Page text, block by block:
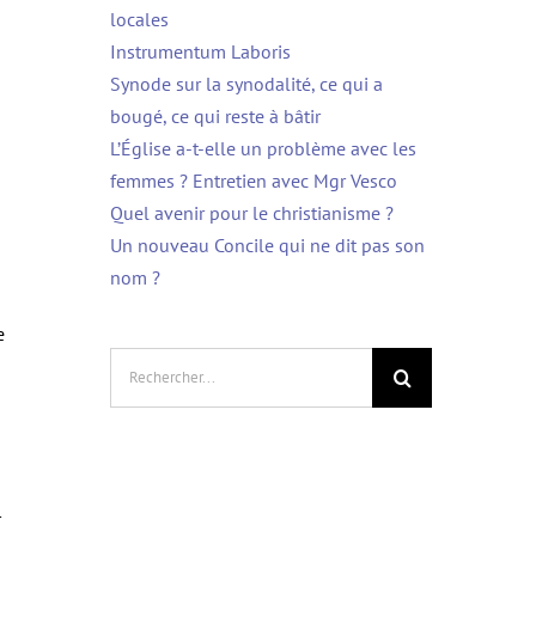
locales
Instrumentum Laboris
Synode sur la synodalité, ce qui a
bougé, ce qui reste à bâtir
L’Église a-t-elle un problème avec les
femmes ? Entretien avec Mgr Vesco
Quel avenir pour le christianisme ?
Un nouveau Concile qui ne dit pas son
nom ?